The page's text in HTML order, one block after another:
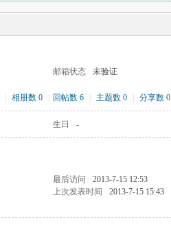
邮箱状态 未验证
相册数 0 回帖数 6 主题数 0 分享数 0
生日 -
最后访问
2013-7-15 12:53
上次发表时间
2013-7-15 15:43